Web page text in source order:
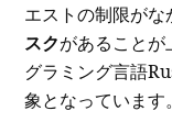
エストの制限が
スクがあることが
グラミング言語
象となっています。